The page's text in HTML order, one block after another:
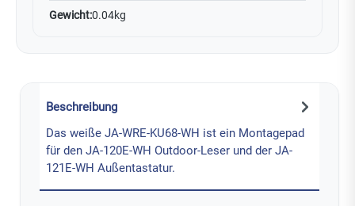
Gewicht:0.04kg
Beschreibung
Das weiße JA-WRE-KU68-WH ist ein Montagepad
für den JA-120E-WH Outdoor-Leser und der JA-
121E-WH Außentastatur.